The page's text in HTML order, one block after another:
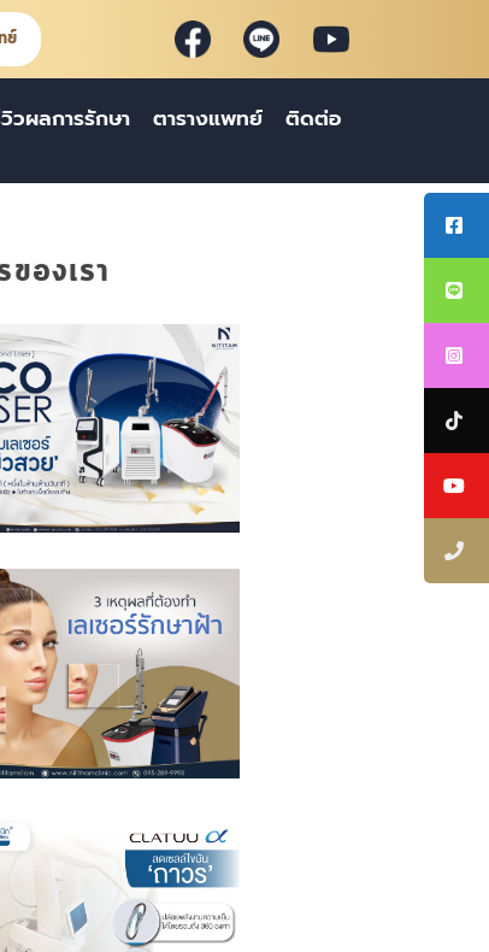
ย์
วผลการรักษา ตารางแพทย์ ติดต่อ
องเรา